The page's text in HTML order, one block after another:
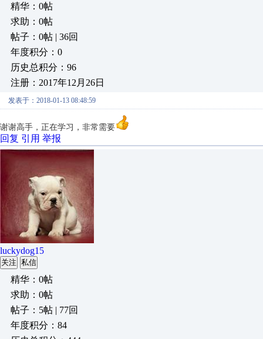
精华：0帖
求助：0帖
帖子：0帖 | 36回
年度积分：0
历史总积分：96
注册：2017年12月26日
发表于：2018-01-13 08:48:59
谢谢高手，正在学习，非常需要
回复 引用 举报
luckydog15
关注 私信
精华：0帖
求助：0帖
帖子：5帖 | 77回
年度积分：84